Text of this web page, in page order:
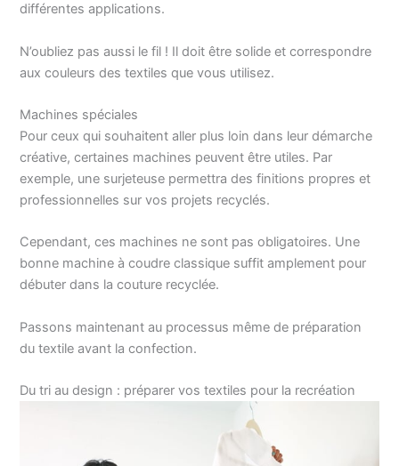
différentes applications.
N’oubliez pas aussi le fil ! Il doit être solide et correspondre
aux couleurs des textiles que vous utilisez.
Machines spéciales
Pour ceux qui souhaitent aller plus loin dans leur démarche
créative, certaines machines peuvent être utiles. Par
exemple, une surjeteuse permettra des finitions propres et
professionnelles sur vos projets recyclés.
Cependant, ces machines ne sont pas obligatoires. Une
bonne machine à coudre classique suffit amplement pour
débuter dans la couture recyclée.
Passons maintenant au processus même de préparation
du textile avant la confection.
Du tri au design : préparer vos textiles pour la recréation